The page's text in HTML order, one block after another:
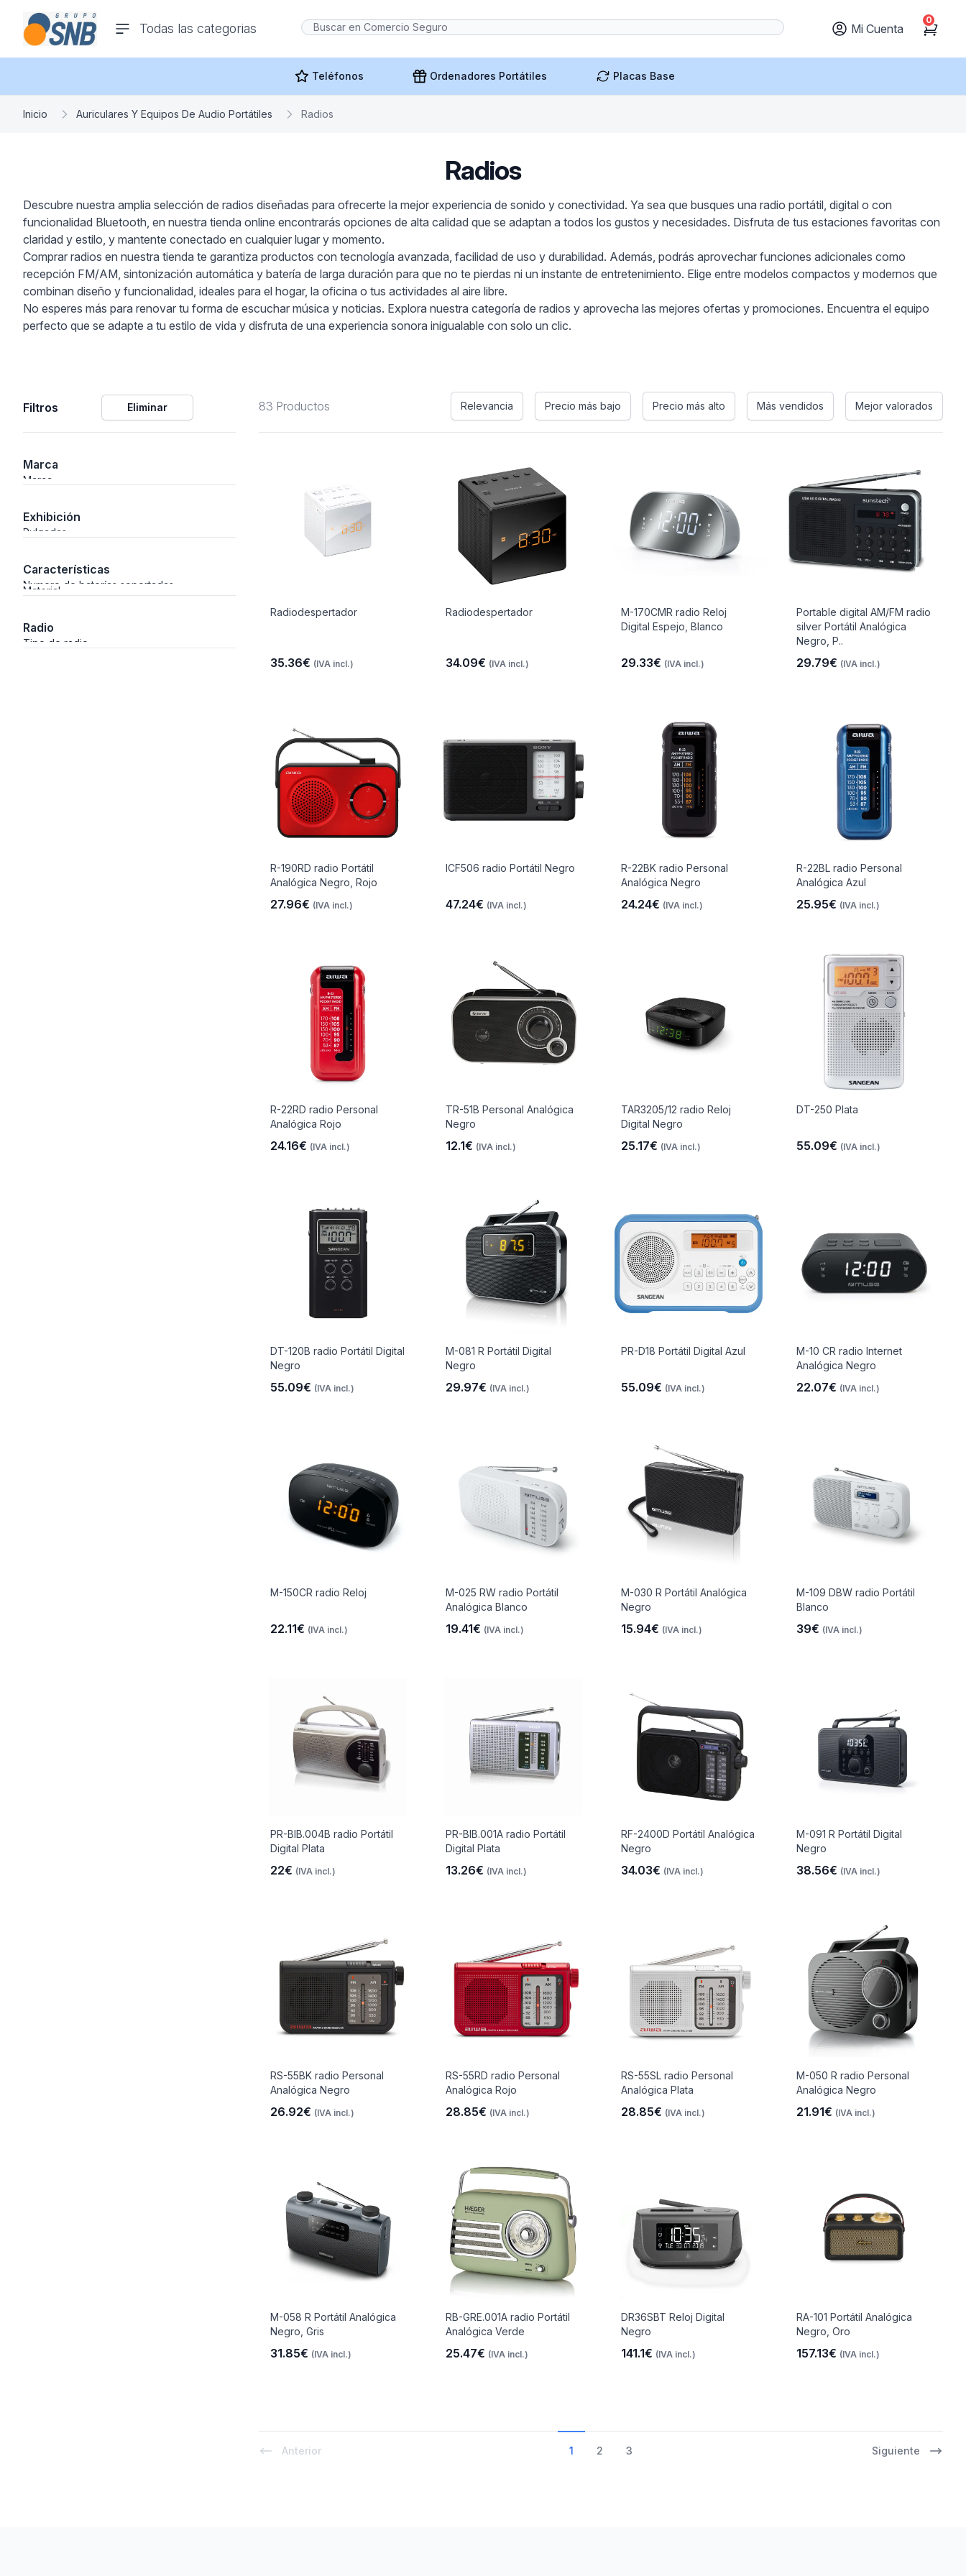
Todas las categorias
Y
comercioseguro.es
Mi Cuenta Cart
0
Teléfonos Ordenadores Portátiles Placas Base
Inicio Auriculares Y Equipos De Audio Portátiles Radios
Radios
Descubre nuestra amplia selección de radios diseñadas para ofrecerte la mejor experiencia de sonido y conectividad. Ya sea que busques una radio portátil, digital o con
funcionalidad Bluetooth, en nuestra tienda online encontrarás opciones de alta calidad que se adaptan a todos los gustos y necesidades. Disfruta de tus estaciones favoritas con
claridad y estilo, y mantente conectado en cualquier lugar y momento.
Comprar radios en nuestra tienda te garantiza productos con tecnología avanzada, facilidad de uso y durabilidad. Además, podrás aprovechar funciones adicionales como
recepción FM/AM, sintonización automática y batería de larga duración para que no te pierdas ni un instante de entretenimiento. Elige entre modelos compactos y modernos que
combinan diseño y funcionalidad, ideales para el hogar, la oficina o tus actividades al aire libre.
No esperes más para renovar tu forma de escuchar música y noticias. Explora nuestra categoría de radios y aprovecha las mejores ofertas y promociones. Encuentra el equipo
perfecto que se adapte a tu estilo de vida y disfruta de una experiencia sonora inigualable con solo un clic.
Filtros Eliminar
Marca
Marca
Exhibición
Pulgadas
Características
Numero de baterías soportadas
Material
Radio
Tipo de radio
83 Productos Relevancia Precio más bajo Precio más alto Más vendidos Mejor valorados
Radiodespertador
35.36€ (IVA incl.)
Radiodespertador
34.09€ (IVA incl.)
M-170CMR radio Reloj
Digital Espejo, Blanco
29.33€ (IVA incl.)
Portable digital AM/FM radio
silver Portátil Analógica
Negro, P..
29.79€ (IVA incl.)
R-190RD radio Portátil
Analógica Negro, Rojo
27.96€ (IVA incl.)
ICF506 radio Portátil Negro
47.24€ (IVA incl.)
R-22BK radio Personal
Analógica Negro
24.24€ (IVA incl.)
R-22BL radio Personal
Analógica Azul
25.95€ (IVA incl.)
R-22RD radio Personal
Analógica Rojo
24.16€ (IVA incl.)
TR-51B Personal Analógica
Negro
12.1€ (IVA incl.)
TAR3205/12 radio Reloj
Digital Negro
25.17€ (IVA incl.)
DT-250 Plata
55.09€ (IVA incl.)
DT-120B radio Portátil Digital
Negro
55.09€ (IVA incl.)
M-081 R Portátil Digital
Negro
29.97€ (IVA incl.)
PR-D18 Portátil Digital Azul
55.09€ (IVA incl.)
M-10 CR radio Internet
Analógica Negro
22.07€ (IVA incl.)
M-150CR radio Reloj
22.11€ (IVA incl.)
M-025 RW radio Portátil
Analógica Blanco
19.41€ (IVA incl.)
M-030 R Portátil Analógica
Negro
15.94€ (IVA incl.)
M-109 DBW radio Portátil
Blanco
39€ (IVA incl.)
PR-BIB.004B radio Portátil
Digital Plata
22€ (IVA incl.)
PR-BIB.001A radio Portátil
Digital Plata
13.26€ (IVA incl.)
RF-2400D Portátil Analógica
Negro
34.03€ (IVA incl.)
M-091 R Portátil Digital
Negro
38.56€ (IVA incl.)
RS-55BK radio Personal
Analógica Negro
26.92€ (IVA incl.)
RS-55RD radio Personal
Analógica Rojo
28.85€ (IVA incl.)
RS-55SL radio Personal
Analógica Plata
28.85€ (IVA incl.)
M-050 R radio Personal
Analógica Negro
21.91€ (IVA incl.)
M-058 R Portátil Analógica
Negro, Gris
31.85€ (IVA incl.)
RB-GRE.001A radio Portátil
Analógica Verde
25.47€ (IVA incl.)
DR36SBT Reloj Digital
Negro
141.1€ (IVA incl.)
RA-101 Portátil Analógica
Negro, Oro
157.13€ (IVA incl.)
Anterior 1 2 3 Siguiente